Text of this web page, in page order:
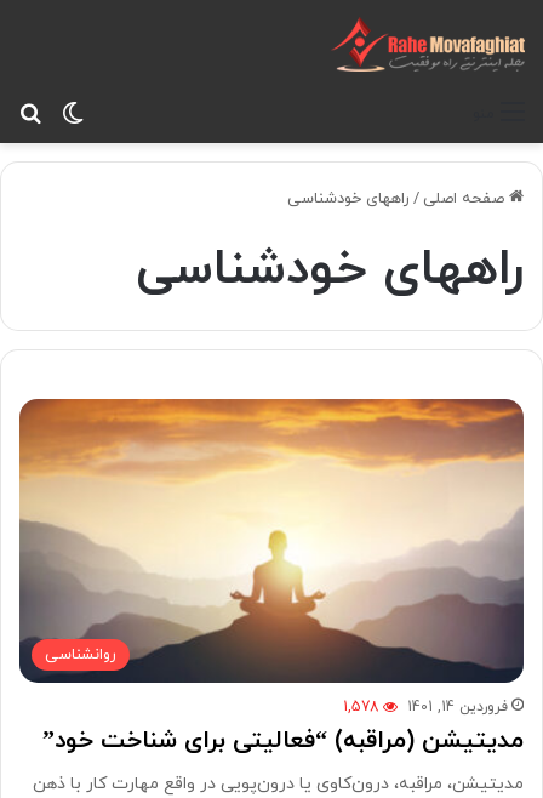
صفحه اصلی / راههای خودشناسی
راههای خودشناسی
روانشناسی
فروردین 14, 1401 1,578
مدیتیشن (مراقبه) “فعالیتی برای شناخت خود”
مدیتیشن، مراقبه، درون‌کاوی یا درون‌پویی در واقع مهارت کار با ذهن